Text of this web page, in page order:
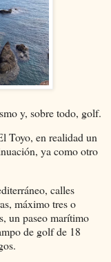
y, sobre todo, golf.
Toyo, en realidad un
ya como otro
calles
máximo tres o
un paseo marítimo
de golf de 18